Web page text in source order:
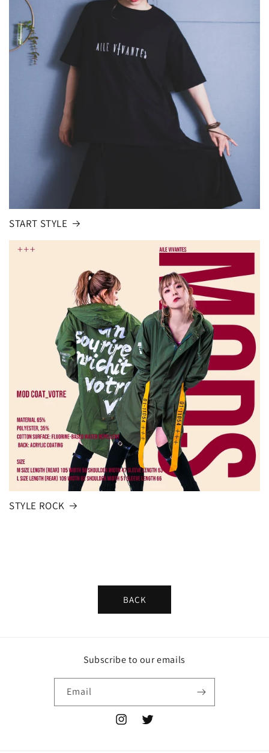
START STYLE
STYLE ROCK
BACK
Subscribe to our emails
Email
InstagramTwitter